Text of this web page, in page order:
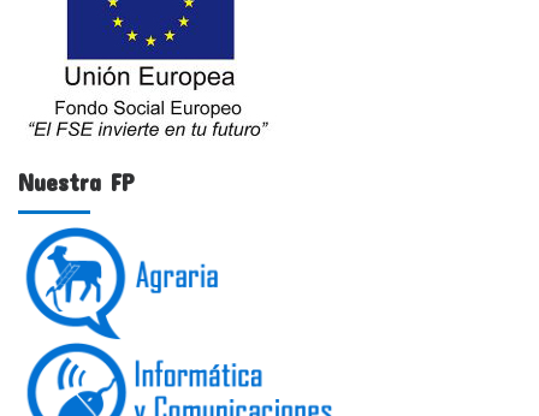
Nuestra FP